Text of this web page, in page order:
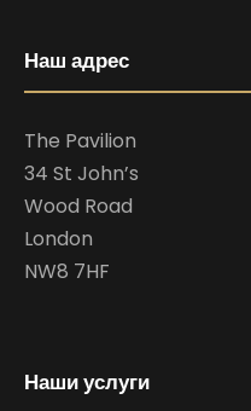
Наш адрес
The Pavilion
34 St John’s
Wood Road
London
NW8 7HF
Наши услуги